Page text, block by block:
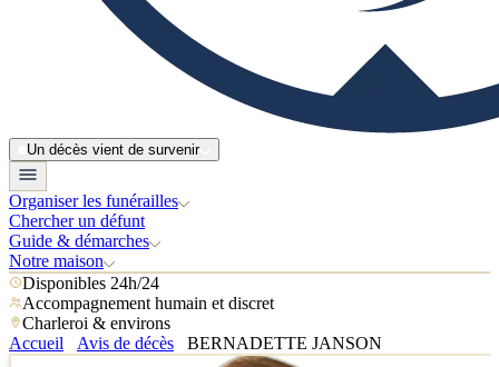
Un décès vient de survenir
Organiser les funérailles
Chercher un défunt
Guide & démarches
Notre maison
Disponibles 24h/24
Accompagnement humain et discret
Charleroi & environs
Accueil
Avis de décès BERNADETTE JANSON